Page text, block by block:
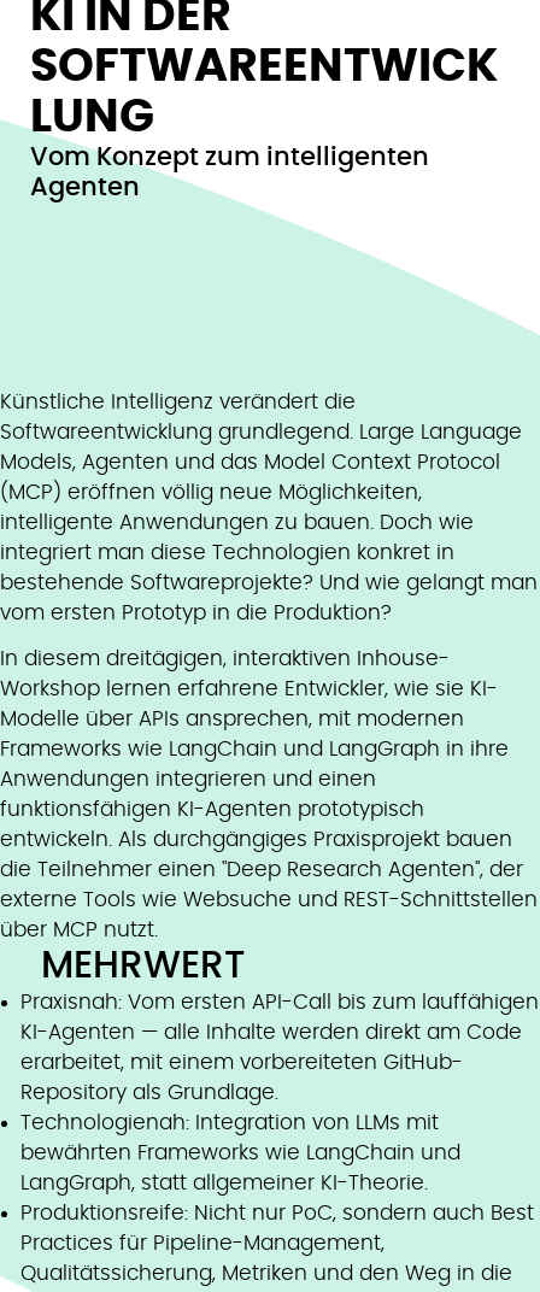
KI IN DER
SOFTWAREENTWICK
LUNG
Vom Konzept zum intelligenten
Agenten
Künstliche Intelligenz verändert die
Softwareentwicklung grundlegend. Large Language
Models, Agenten und das Model Context Protocol
(MCP) eröffnen völlig neue Möglichkeiten,
intelligente Anwendungen zu bauen. Doch wie
integriert man diese Technologien konkret in
bestehende Softwareprojekte? Und wie gelangt man
vom ersten Prototyp in die Produktion?
In diesem dreitägigen, interaktiven Inhouse-
Workshop lernen erfahrene Entwickler, wie sie KI-
Modelle über APIs ansprechen, mit modernen
Frameworks wie LangChain und LangGraph in ihre
Anwendungen integrieren und einen
funktionsfähigen KI-Agenten prototypisch
entwickeln. Als durchgängiges Praxisprojekt bauen
die Teilnehmer einen "Deep Research Agenten", der
externe Tools wie Websuche und REST-Schnittstellen
über MCP nutzt.
MEHRWERT
Praxisnah: Vom ersten API-Call bis zum lauffähigen
KI-Agenten — alle Inhalte werden direkt am Code
erarbeitet, mit einem vorbereiteten GitHub-
Repository als Grundlage.
Technologienah: Integration von LLMs mit
bewährten Frameworks wie LangChain und
LangGraph, statt allgemeiner KI-Theorie.
Produktionsreife: Nicht nur PoC, sondern auch Best
Practices für Pipeline-Management,
Qualitätssicherung, Metriken und den Weg in die